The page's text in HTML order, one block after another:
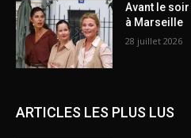
Avant le
à Marseille
28 juillet 2026
ARTICLES LES PLUS LUS